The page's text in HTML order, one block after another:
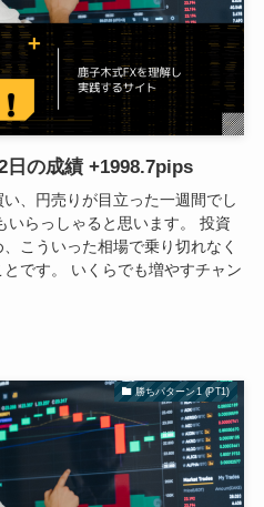
日の成績 +1998.7pips
、円売りが目立った一週間でし
いらっしゃると思います。 投資
こういった相場で乗り切れなく
です。 いくらでも増やすチャン
勝ちパターン1 (PT1)